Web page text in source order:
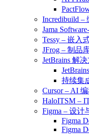
Incredibuild –
Jama
Tessy – 嵌入
JFrog – 制品
JetBrains 解
持续集
Cursor – AI
HaloITSM –
Figma – 设计
Figma
Figma